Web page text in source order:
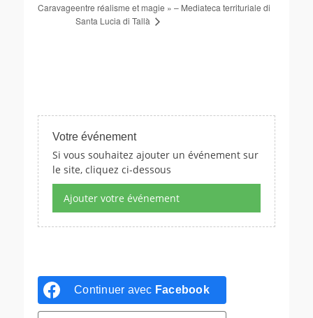
Caravageentre réalisme et magie » – Mediateca territuriale di
Santa Lucia di Tallà
Votre événement
Si vous souhaitez ajouter un événement sur
le site, cliquez ci-dessous
Ajouter votre événement
Continuer avec Facebook